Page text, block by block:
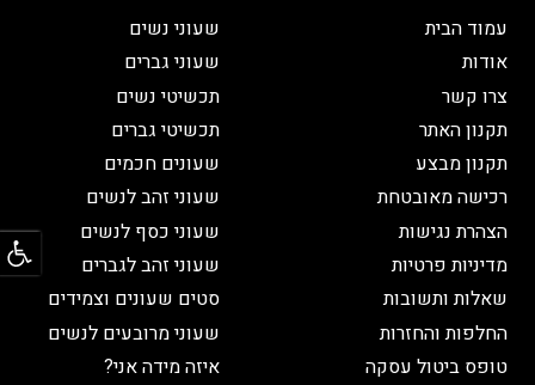
עמוד הבית
אודות
צרו קשר
תקנון האתר
תקנון מבצע
רכישה מאובטחת
הצהרת נגישות
מדיניות פרטיות
שאלות ותשובות
החלפות והחזרות
טופס ביטול עסקה
שעוני נשים
שעוני גברים
תכשיטי נשים
תכשיטי גברים
שעונים חכמים
שעוני זהב לנשים
שעוני כסף לנשים
שעוני זהב לגברים
סטים שעונים וצמידים
שעוני מרובעים לנשים
איזה מידה אני?